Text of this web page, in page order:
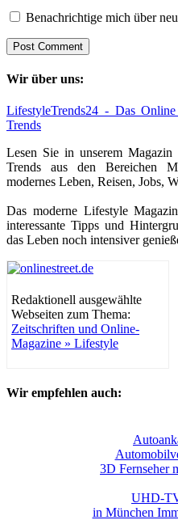
Benachrichtige mich über
Wir über uns:
LifestyleTrends24 - Das
Trends
Lesen Sie in unserem
Trends aus den Bereichen
modernes Leben, Reisen, Jobs,
Das moderne Lifestyle
interessante Tipps und
das Leben noch intensiver
Redaktionell ausgewählte
Webseiten zum Thema:
Zeitschriften und Online-
Magazine » Lifestyle
Wir empfehlen auch:
3D Fernseher
UHD-
in München